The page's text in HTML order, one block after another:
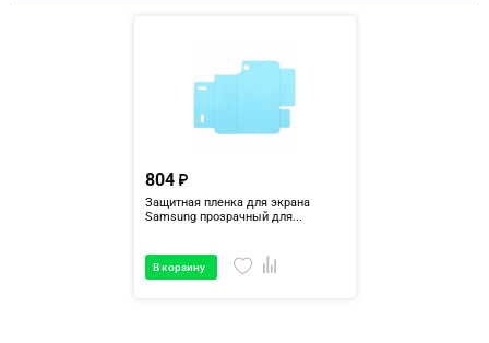
804
Защитная пленка для экрана
Samsung прозрачный для...
В корзину